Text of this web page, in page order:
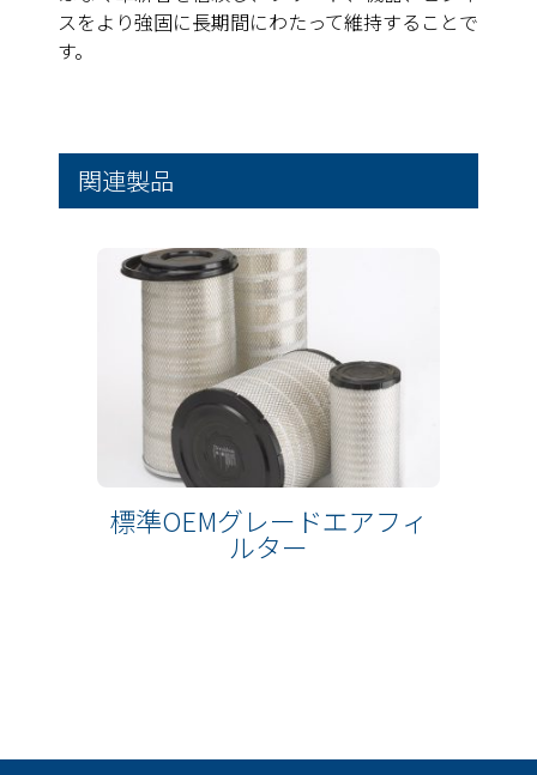
スをより強固に長期間にわたって維持することで
す。
関連製品
標準OEMグレードエアフィ
ルター